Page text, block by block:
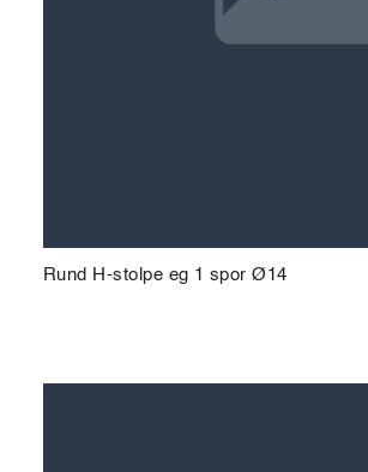
Rund H-stolpe eg 1 spor Ø14